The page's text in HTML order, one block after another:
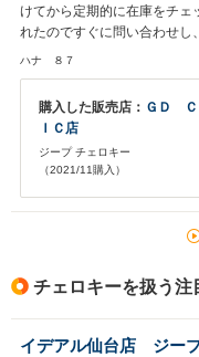
けてから定期的に在庫をチェ
れたのですぐに問い合わせし、購入を決め
ミスにより名義変更ができ
す！
ハナ ８７
購入した販売店： ＧＤ Ｃ
ＩＣ店
ジープ チェロキー
（2021/11購入）
チェロキーを扱う注
イデアル仙台店 ジー